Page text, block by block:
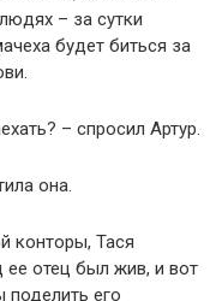
– за сутки
будет биться за
– спросил Артур.
она.
конторы, Тася
отец был жив, и вот
поделить его